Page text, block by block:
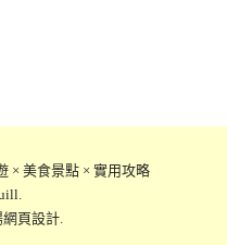
× 美食景點 × 實用攻略
網頁設計